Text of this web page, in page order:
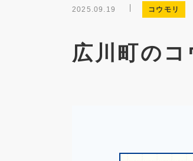
2025.09.19 コウモリ
広川町の